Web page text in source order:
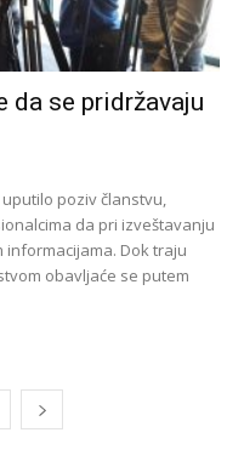
da se pridržavaju
poziv članstvu,
da pri izveštavanju
Dok traju
obavljaće se putem